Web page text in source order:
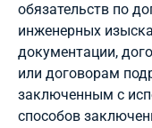
обязательств по
инженерных
документации,
или договорам
заключенным с
способов